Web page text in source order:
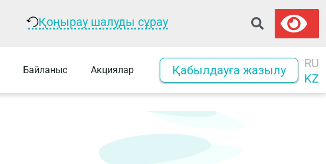
Қоңырау шалуды сұрау
Байланыс Акциялар Қабылдауға жазылу
RU
KZ